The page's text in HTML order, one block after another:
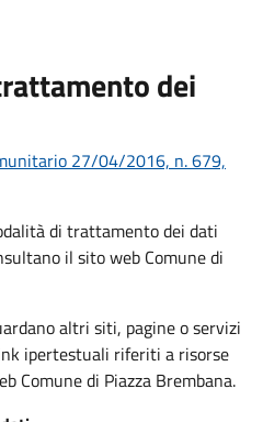
dei
27/04/2016, n. 679,
di trattamento dei dati
il sito web Comune di
altri siti, pagine o servizi
ipertestuali riferiti a risorse
Comune di Piazza Brembana.